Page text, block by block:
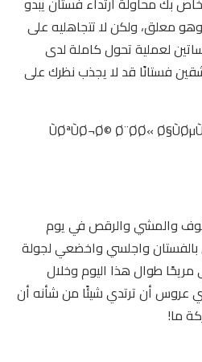
معلق، ولكن لا تتجاهليه على
لعملية تحول كاملة لدى
فستانًا قد لا يجذب نظرك على
والمشي والرقص في يوم
بالفستان واجلسي واخضعي لجولة
مريحًا طوال هذا اليوم وخلال
أي عروس أن ترتدي شيئًا من شأنه أن
ما!